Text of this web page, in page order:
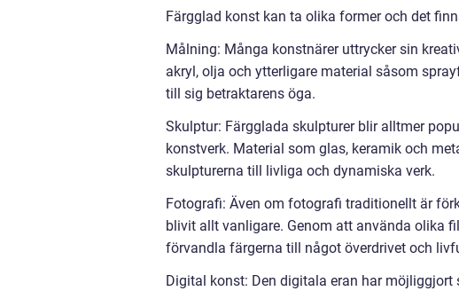
Färgglad konst kan ta olika former och det
Målning: Många konstnärer uttrycker sin
akryl, olja och ytterligare material såsom
till sig betraktarens öga.
Skulptur: Färgglada skulpturer blir alltmer
konstverk. Material som glas, keramik och
skulpturerna till livliga och dynamiska verk.
Fotografi: Även om fotografi traditionellt är
blivit allt vanligare. Genom att använda olika
förvandla färgerna till något överdrivet och
Digital konst: Den digitala eran har